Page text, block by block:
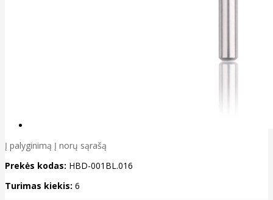
Į palyginimą Į norų sąrašą
Prekės kodas: HBD-001BL.016
Turimas kiekis: 6